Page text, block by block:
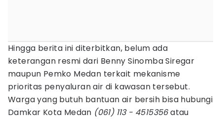
Hingga berita ini diterbitkan, belum ada
keterangan resmi dari Benny Sinomba Siregar
maupun Pemko Medan terkait mekanisme
prioritas penyaluran air di kawasan tersebut.
Warga yang butuh bantuan air bersih bisa hubungi
Damkar Kota Medan (061) 113 - 4515356atau